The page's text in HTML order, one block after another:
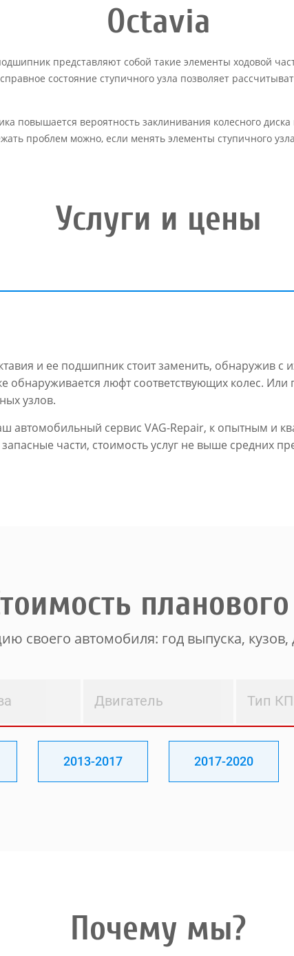
Octavia
представляют собой такие элементы ходовой
состояние ступичного узла позволяет
повышается вероятность заклинивания колесного диска
проблем можно, если менять элементы ступичного
Услуги и цены
и ее подшипник стоит заменить, обнаружив с
обнаруживается люфт соответствующих колес.
узлов.
автомобильный сервис VAG-Repair, к опытным
части, стоимость услуг не выше средних
своего автомобиля: год выпуска,
Двигатель Тип
2013-2017 2017-2020
Почему мы?